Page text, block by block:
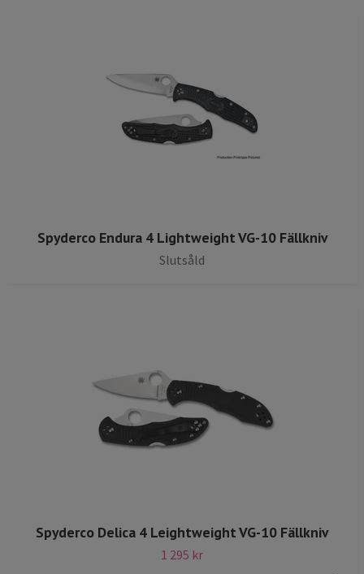
Spyderco Endura 4 Lightweight VG-10 Fällkniv
Slutsåld
Spyderco Delica 4 Leightweight VG-10 Fällkniv
1 295 kr